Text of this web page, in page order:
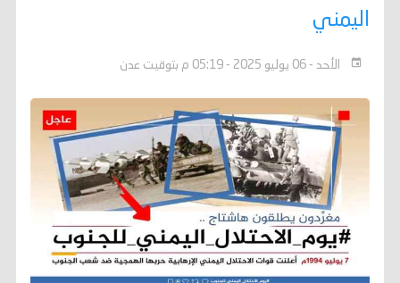
اليمني
الأحد - 06 يوليو 2025 - 05:19 م بتوقيت عدن